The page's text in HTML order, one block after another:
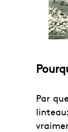
Par